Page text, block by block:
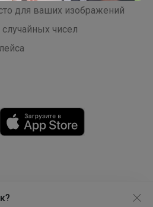
для ваших изображений
чисел
водолазки из
этот сайт и нажимая кнопку